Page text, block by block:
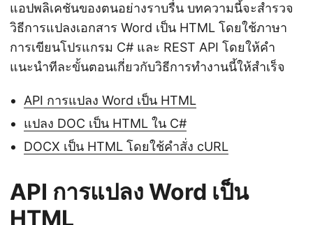
แอปพลิเคชันของตนอย่างราบรื่น บทความนี้จะสำรวจ
วิธีการแปลงเอกสาร Word เป็น HTML โดยใช้ภาษา
การเขียนโปรแกรม C# และ REST API โดยให้คำ
แนะนำทีละขั้นตอนเกี่ยวกับวิธีการทำงานนี้ให้สำเร็จ
API การแปลง Word เป็น HTML
แปลง DOC เป็น HTML ใน C#
DOCX เป็น HTML โดยใช้คำสั่ง cURL
API การแปลง Word เป็น
HTML